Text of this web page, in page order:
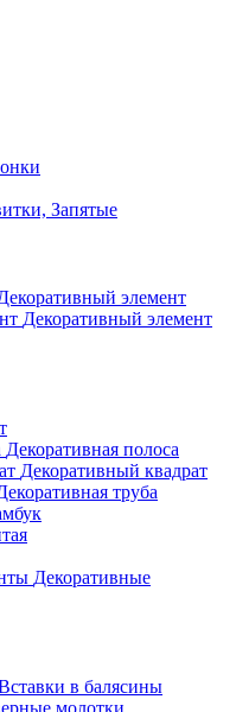
Запятые
элемент
Декоративный элемент
Декоративная полоса
Декоративный квадрат
труба
Декоративные
в балясины
молотки